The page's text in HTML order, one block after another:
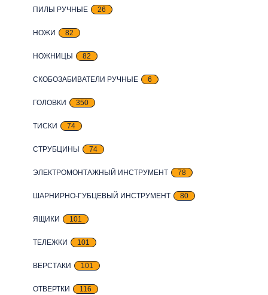
ПИЛЫ РУЧНЫЕ 26
НОЖИ 82
НОЖНИЦЫ 82
СКОБОЗАБИВАТЕЛИ РУЧНЫЕ 6
ГОЛОВКИ 350
ТИСКИ 74
СТРУБЦИНЫ 74
ЭЛЕКТРОМОНТАЖНЫЙ ИНСТРУМЕНТ 78
ШАРНИРНО-ГУБЦЕВЫЙ ИНСТРУМЕНТ 80
ЯЩИКИ 101
ТЕЛЕЖКИ 101
ВЕРСТАКИ 101
ОТВЕРТКИ 116